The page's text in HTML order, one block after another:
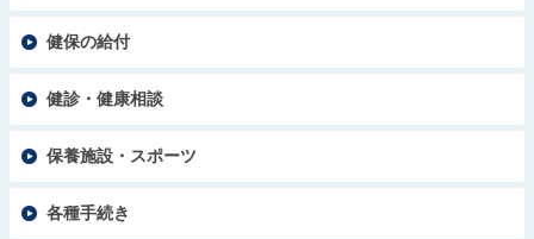
健保の給付
健診・健康相談
保養施設・スポーツ
各種手続き